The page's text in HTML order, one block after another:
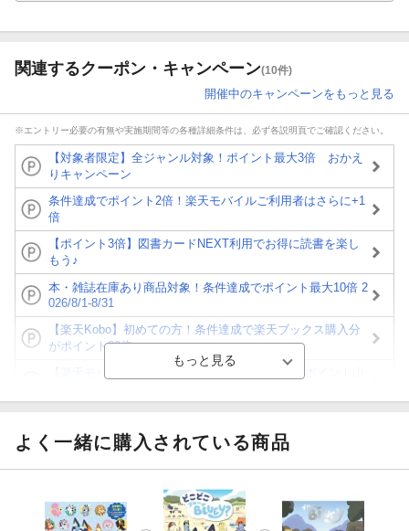
関連するクーポン・キャンペーン(10件)
開催中のキャンペーンをもっと見る
※エントリー必要の有無や実施期間等の各種詳細条件は、必ず各説明頁でご確認ください。
【対象者限定】全ジャンル対象！ポイント最大3倍 おかえ
りキャンペーン
条件達成でポイント2倍！楽天モバイルご利用者はさらに+1
倍
【ポイント3倍】図書カードNEXT利用でお得に読書を楽し
もう♪
本・雑誌在庫あり商品対象！条件達成でポイント最大10倍 2
026/8/1-8/31
【楽天Kobo】初めての方！条件達成で楽天ブックス購入分
がポイント20倍
ト山分け
エントリー＆3,000円以上購入で無料データSIM（3GB/月プ
ラン）が当たる！
よく一緒に購入されている商品